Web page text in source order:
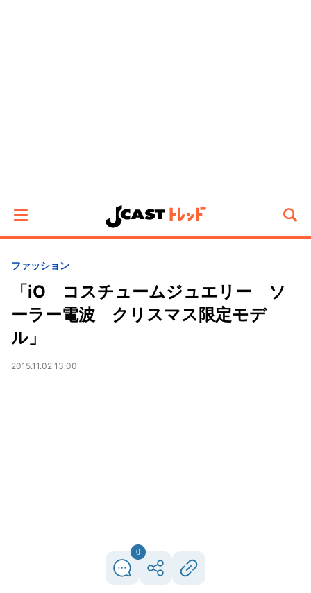
ファッション
「iO コスチュームジュエリー ソ
ーラー電波 クリスマス限定モデ
ル」
2015.11.02 13:00
0